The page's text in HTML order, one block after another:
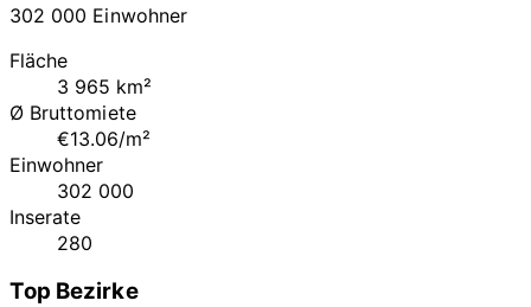
302 000 Einwohner
Fläche
3 965 km²
Ø Bruttomiete
€13.06/m²
Einwohner
302 000
Inserate
280
Top Bezirke